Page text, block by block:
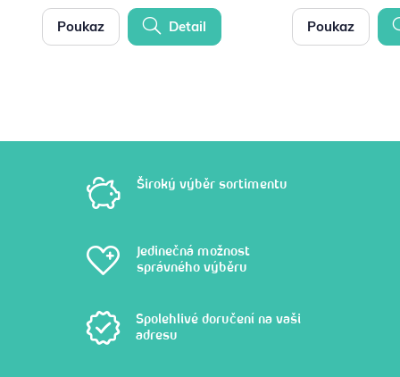
Poukaz Detail Poukaz
Široký výběr sortimentu
Jedinečná možnost
správného výběru
Spolehlivé doručení na vaši
adresu